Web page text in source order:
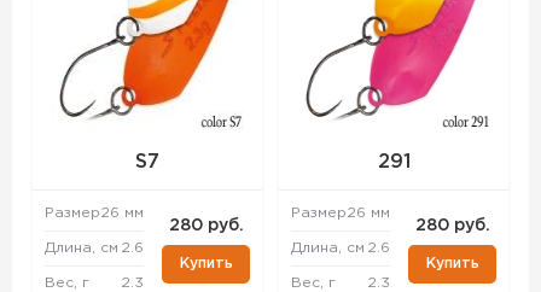
S7
Размер26 мм
Длина, см 2.6
Вес, г 2.3
280 руб.
Купить
291
Размер26 мм
Длина, см 2.6
Вес, г 2.3
280 руб.
Купить